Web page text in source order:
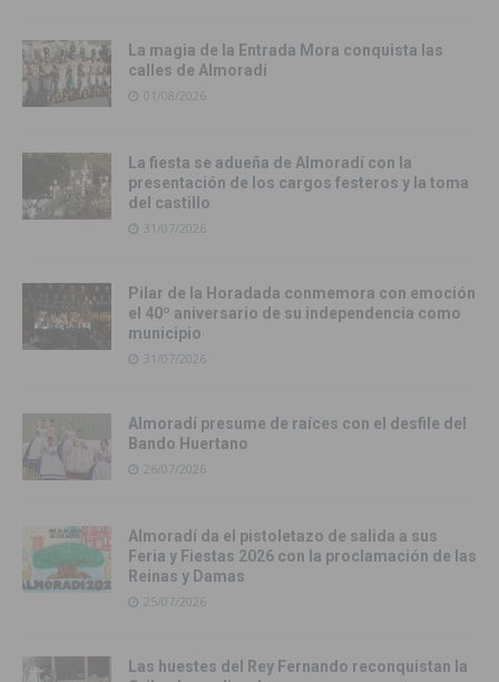
La magia de la Entrada Mora conquista las
calles de Almoradí
01/08/2026
La fiesta se adueña de Almoradí con la
presentación de los cargos festeros y la toma
del castillo
31/07/2026
Pilar de la Horadada conmemora con emoción
el 40º aniversario de su independencia como
municipio
31/07/2026
Almoradí presume de raíces con el desfile del
Bando Huertano
26/07/2026
Almoradí da el pistoletazo de salida a sus
Feria y Fiestas 2026 con la proclamación de las
Reinas y Damas
25/07/2026
Las huestes del Rey Fernando reconquistan la